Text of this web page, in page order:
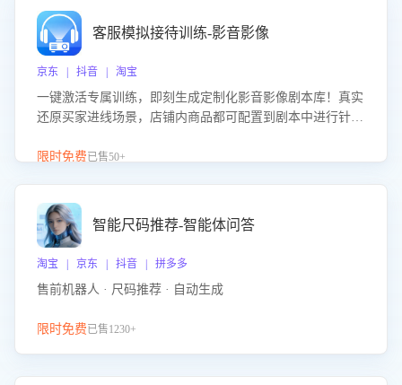
客服模拟接待训练-影音影像
京东 | 抖音 | 淘宝
一键激活专属训练，即刻生成定制化影音影像剧本库！真实
还原买家进线场景，店铺内商品都可配置到剧本中进行针对
击 “立即开通”，快速获取影音影像类目剧本，一键开启客服
限时免费已售50+
智能尺码推荐-智能体问答
淘宝 | 京东 | 抖音 | 拼多多
售前机器人 · 尺码推荐 · 自动生成
限时免费已售1230+